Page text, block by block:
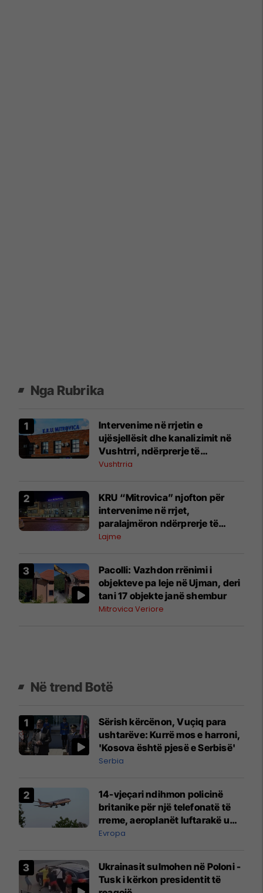
Nga Rubrika
Intervenime në rrjetin e
ujësjellësit dhe kanalizimit në
Vushtrri, ndërprerje të
furnizimit me ujë
Vushtrria
KRU “Mitrovica” njofton për
intervenime në rrjet,
paralajmëron ndërprerje të
përkohshme të ujit
Lajme
Pacolli: Vazhdon rrënimi i
objekteve pa leje në Ujman, deri
tani 17 objekte janë shembur
Mitrovica Veriore
Në trend Botë
Sërish kërcënon, Vuçiq para
ushtarëve: Kurrë mos e harroni,
'Kosova është pjesë e Serbisë'
Serbia
14-vjeçari ndihmon policinë
britanike për një telefonatë të
rreme, aeroplanët luftarakë u
ngritën në ajër për të
Mançesterit
Evropa
Ukrainasit sulmohen në Poloni -
Tusk i kërkon presidentit të